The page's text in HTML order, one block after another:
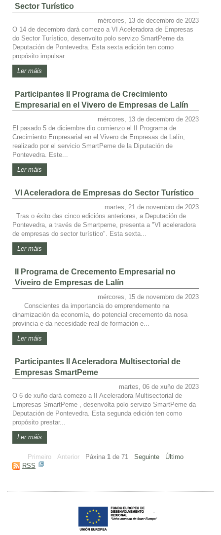
Sector Turístico
mércores, 13 de decembro de 2023
O 14 de decembro dará comezo a VI Aceleradora de Empresas
do Sector Turístico, desenvolto polo servizo SmartPeme da
Deputación de Pontevedra. Esta sexta edición ten como
propósito impulsar...
Ler máis
Participantes II Programa de Crecimiento
Empresarial en el Vivero de Empresas de Lalín
mércores, 13 de decembro de 2023
El pasado 5 de diciembre dio comienzo el II Programa de
Crecimiento Empresarial en el Vivero de Empresas de Lalín,
realizado por el servicio SmartPeme de la Diputación de
Pontevedra. Este...
Ler máis
VI Aceleradora de Empresas do Sector Turístico
martes, 21 de novembro de 2023
Tras o éxito das cinco edicións anteriores, a Deputación de
Pontevedra, a través de Smartpeme, presenta a "VI aceleradora
de empresas do sector turístico". Esta sexta...
Ler máis
II Programa de Crecemento Empresarial no
Viveiro de Empresas de Lalín
mércores, 15 de novembro de 2023
Conscientes da importancia do emprendemento na
dinamización da economía, do potencial crecemento da nosa
provincia e da necesidade real de formación e...
Ler máis
Participantes II Aceleradora Multisectorial de
Empresas SmartPeme
martes, 06 de xuño de 2023
O 6 de xuño dará comezo a II Aceleradora Multisectorial de
Empresas SmartPeme , desenvolta polo servizo SmartPeme da
Deputación de Pontevedra. Esta segunda edición ten como
propósito prestar...
Ler máis
Primeiro Anterior Páxina 1 de 71 Seguinte
Último
RSS